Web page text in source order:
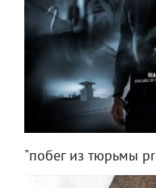
"побег из тюрьмы